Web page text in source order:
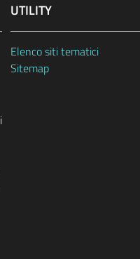
UTILITY
Elenco siti tematici
Sitemap